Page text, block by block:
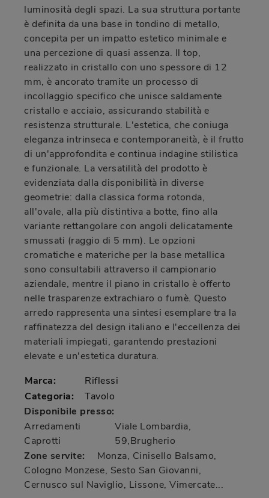
luminosità degli spazi. La sua struttura portante
è definita da una base in tondino di metallo,
concepita per un impatto estetico minimale e
una percezione di quasi assenza. Il top,
realizzato in cristallo con uno spessore di 12
mm, è ancorato tramite un processo di
incollaggio specifico che unisce saldamente
cristallo e acciaio, assicurando stabilità e
resistenza strutturale. L'estetica, che coniuga
eleganza intrinseca e contemporaneità, è il frutto
di un'approfondita e continua indagine stilistica
e funzionale. La versatilità del prodotto è
evidenziata dalla disponibilità in diverse
geometrie: dalla classica forma rotonda,
all'ovale, alla più distintiva a botte, fino alla
variante rettangolare con angoli delicatamente
smussati (raggio di 5 mm). Le opzioni
cromatiche e materiche per la base metallica
sono consultabili attraverso il campionario
aziendale, mentre il piano in cristallo è offerto
nelle trasparenze extrachiaro o fumè. Questo
arredo rappresenta una sintesi esemplare tra la
raffinatezza del design italiano e l'eccellenza dei
materiali impiegati, garantendo prestazioni
elevate e un'estetica duratura.
Marca:
Riflessi
Categoria:
Tavolo
Disponibile presso:
Arredamenti
Caprotti
Viale Lombardia,
59,Brugherio
Zone servite:
Monza, Cinisello Balsamo,
Cologno Monzese, Sesto San Giovanni,
Cernusco sul Naviglio, Lissone, Vimercate...